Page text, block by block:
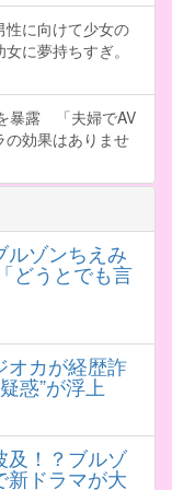
性に向けて少女の
に夢持ちすぎ。
暴露 「夫婦でAV
の効果はありませ
ルゾンちえみ
どうとでも言
オカが経歴詐
惑”が浮上
及！？ブルゾ
新ドラマが大